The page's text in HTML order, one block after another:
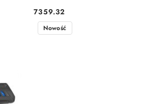
Cena:
7359.32
Nowość